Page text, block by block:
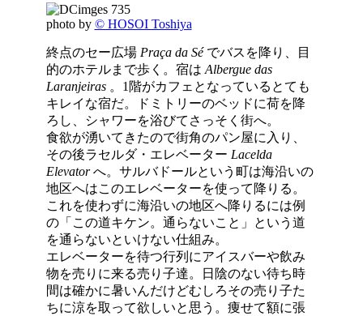
photo by © HOSOI Toshiya
終点のセー広場 Praça da Séでバスを降り、目
的のホテルまで歩く。宿は Albergue das
Laranjeiras。1階がカフェとなっているとても
キレイな宿だ。ドミトリーのベッドに荷を降
ろし、シャワーを浴びてさっそく街へ。
食欲が湧いてきたので街角のパン屋に入り、
その後ラセルダ・エレベーター Lacelda
Elevatorへ。サルバドールという町は海沿いの
地区へはこのエレベーターを使って降りる。
これを使わずに海沿いの地区へ降りるには例
の「この道キケン。通らないこと」という道
を通らないといけない仕組み。
エレベーターを待つ行列にアイスバーや飲み
物を売りに来る売り子達。日陰のない待ち時
間は確かに暑いんだけどむしろその売り子た
ちに涼を取って欲しいと思う。痩せて額に張